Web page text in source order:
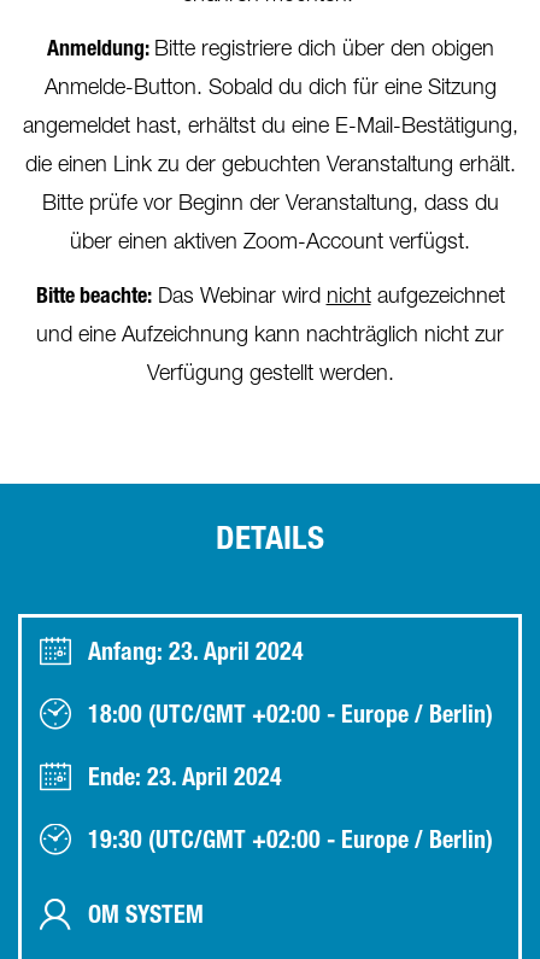
Anmeldung: Bitte registriere dich über den obigen
Anmelde-Button. Sobald du dich für eine Sitzung
angemeldet hast, erhältst du eine E-Mail-Bestätigung,
die einen Link zu der gebuchten Veranstaltung erhält.
Bitte prüfe vor Beginn der Veranstaltung, dass du
über einen aktiven Zoom-Account verfügst.
Bitte beachte:Das Webinar wird nichtaufgezeichnet
und eine Aufzeichnung kann nachträglich nicht zur
Verfügung gestellt werden.
DETAILS
Anfang: 23. April 2024
18:00 (UTC/GMT +02:00 - Europe / Berlin)
Ende: 23. April 2024
19:30 (UTC/GMT +02:00 - Europe / Berlin)
OM SYSTEM